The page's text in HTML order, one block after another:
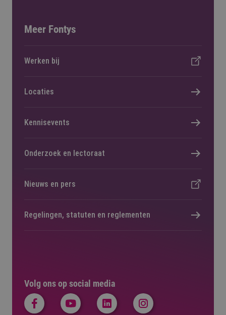
Volg ons op social media
Meer Fontys
Werken bij
Locaties
Kennisevents
Onderzoek en lectoraat
Nieuws en pers
Regelingen, statuten en reglementen